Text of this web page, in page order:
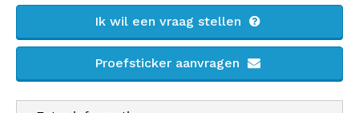
Ik wil een vraag stellen
Proefsticker aanvragen